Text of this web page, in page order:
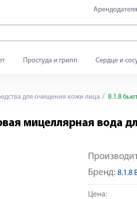
Простуда и грипп Сердце и
для очищения кожи лица 8.1.8
мицеллярная вода
Бренд: 8.1.8
Цена: